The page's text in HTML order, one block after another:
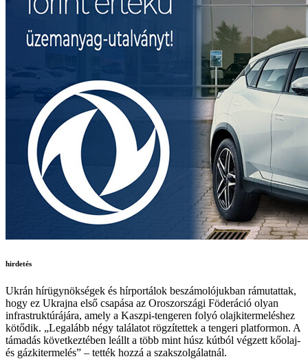
hirdetés
Ukrán hírügynökségek és hírportálok beszámolójukban rámutattak,
hogy ez Ukrajna első csapása az Oroszországi Föderáció olyan
infrastruktúrájára, amely a Kaszpi-tengeren folyó olajkitermeléshez
kötődik. „Legalább négy találatot rögzítettek a tengeri platformon. A
támadás következtében leállt a több mint húsz kútból végzett kőolaj-
és gázkitermelés” – tették hozzá a szakszolgálatnál.